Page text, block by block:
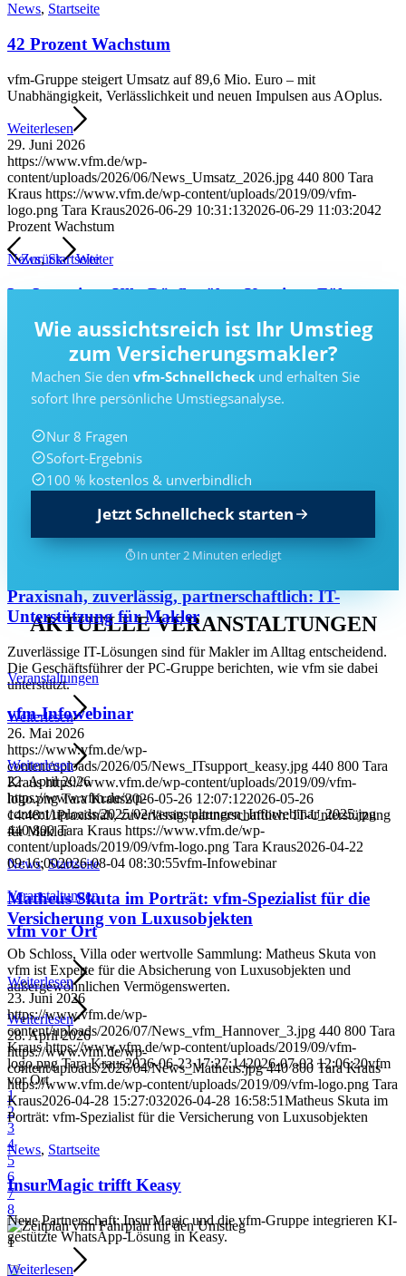
News, Startseite
42 Prozent Wachstum
vfm-Gruppe steigert Umsatz auf 89,6 Mio. Euro – mit
Unabhängigkeit, Verlässlichkeit und neuen Impulsen aus AOplus.
Weiterlesen
29. Juni 2026
https://www.vfm.de/wp-
content/uploads/2026/06/News_Umsatz_2026.jpg 440 800 Tara
Kraus https://www.vfm.de/wp-content/uploads/2019/09/vfm-
logo.png Tara Kraus2026-06-29 10:31:132026-06-29 11:03:2042
Prozent Wachstum
News,Startseite
Im Interview: Ulla Dörfler über Karriere, Führung
Im Online-Interview mit AssCompact spricht Ulla Dörfler,
Prokuristin der vfm-Gruppe, über ihren außergewöhnlichen
Karriereweg, ihr Führungsverständnis und die Bedeutung von
Engagement, Vertrauen und Unternehmenskultur.
Weiterlesen
29. Mai 2026
https://www.vfm.de/wp-content/uploads/2026/05/News_Ulla.jpg
800 Tara Kraus https://www.vfm.de/wp-
content/uploads/2019/09/vfm-logo.png Tara Kraus2026-05-29
2026-05-29 09:14:26Im Interview: Ulla Dörfler über
Karriere, Führung und die vfm-Familie
Praxisnah, zuverlässig, partnerschaftlich: IT-
Unterstützung für Makler
Zuverlässige IT-Lösungen sind für Makler im Alltag entscheidend.
Die Geschäftsführer der PC-Gruppe berichten, wie vfm sie dabei
unterstützt.
Weiterlesen
26. Mai 2026
https://www.vfm.de/wp-
content/uploads/2026/05/News_ITsupport_keasy.jpg 440 800 Tara
Kraus https://www.vfm.de/wp-content/uploads/2019/09/vfm-
logo.png Tara Kraus2026-05-26 12:07:122026-05-26
14:48:11Praxisnah, zuverlässig, partnerschaftlich: IT-Unterstützung
für Makler
News,Startseite
Matheus Skuta im Porträt: vfm-Spezialist für die
Versicherung von Luxusobjekten
Ob Schloss, Villa oder wertvolle Sammlung: Matheus Skuta von
vfm ist Experte für die Absicherung von Luxusobjekten und
außergewöhnlichen Vermögenswerten.
Weiterlesen
28. April 2026
https://www.vfm.de/wp-
content/uploads/2026/04/News_Matheus.jpg 440 800 Tara Kraus
https://www.vfm.de/wp-content/uploads/2019/09/vfm-logo.png Tara
Kraus2026-04-28 15:27:032026-04-28 16:58:51Matheus Skuta im
Porträt: vfm-Spezialist für die Versicherung von Luxusobjekten
News, Startseite
InsurMagic trifft Keasy
Neue Partnerschaft: InsurMagic und die vfm-Gruppe integrieren KI-
gestützte WhatsApp-Lösung in Keasy.
Weiterlesen
Zurück Weiter
Wie aussichtsreich ist Ihr Umstieg
zum Versicherungsmakler?
Machen Sie den vfm-Schnellcheck und erhalten Sie
sofort Ihre persönliche Umstiegsanalyse.
Nur 8 Fragen
Sofort-Ergebnis
100 % kostenlos & unverbindlich
Jetzt Schnellcheck starten
In unter 2 Minuten erledigt
AKTUELLE VERANSTALTUNGEN
Veranstaltungen
vfm-Infowebinar
Weiterlesen
22. April 2026
https://www.vfm.de/wp-
content/uploads/2025/02/veranstaltungen_Infowebinar_2025.jpg
440 800 Tara Kraus https://www.vfm.de/wp-
content/uploads/2019/09/vfm-logo.png Tara Kraus2026-04-22
09:16:002026-08-04 08:30:55vfm-Infowebinar
Veranstaltungen
vfm vor Ort
Weiterlesen
23. Juni 2026
https://www.vfm.de/wp-
content/uploads/2026/07/News_vfm_Hannover_3.jpg 440 800 Tara
Kraus https://www.vfm.de/wp-content/uploads/2019/09/vfm-
logo.png Tara Kraus2026-06-23 17:27:142026-07-03 12:06:20vfm
vor Ort
1
2
3
4
5
6
7
8
1